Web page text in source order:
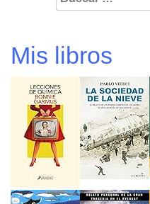
Mis libros